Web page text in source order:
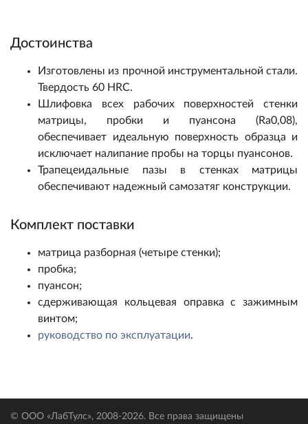
Достоинства
Изготовлены из прочной инструментальной стали.
Твердость 60 HRC.
Шлифовка всех рабочих поверхностей стенки
матрицы, пробки и пуансона (Ra0,08),
обеспечивает идеальную поверхность образца и
исключает налипание пробы на торцы пуансонов.
Трапецеидальные пазы в стенках матрицы
обеспечивают надежный самозатяг конструкции.
Комплект поставки
матрица разборная (четыре стенки);
пробка;
пуансон;
сдерживающая кольцевая оправка с зажимным
винтом;
руководство по эксплуатации.
© ООО «ЛабТулс», 2008-2026. Все права защищены